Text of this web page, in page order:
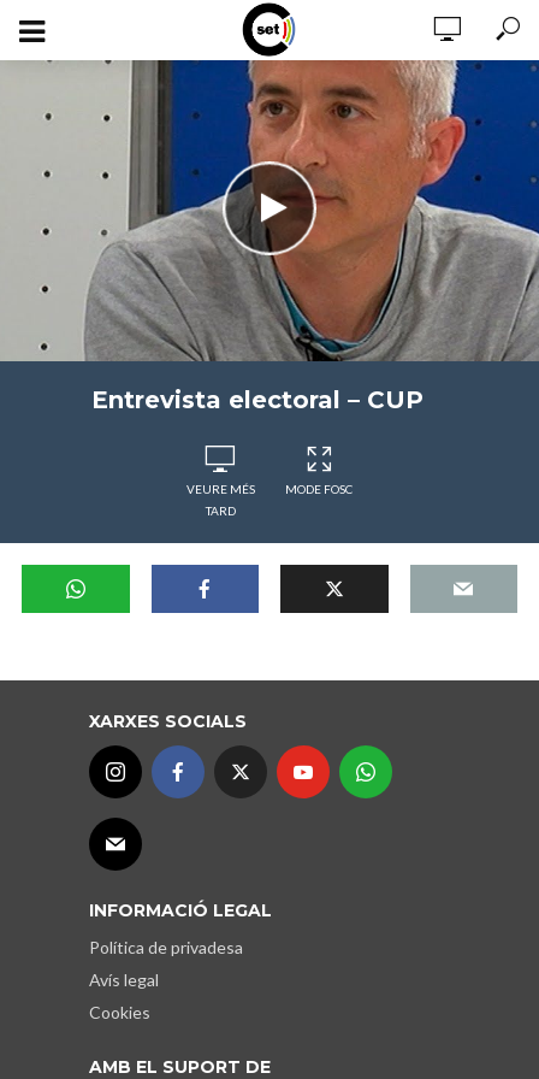
Entrevista electoral – CUP
VEURE MÉS
TARD
MODE FOSC
XARXES SOCIALS
INFORMACIÓ LEGAL
Política de privadesa
Avís legal
Cookies
AMB EL SUPORT DE